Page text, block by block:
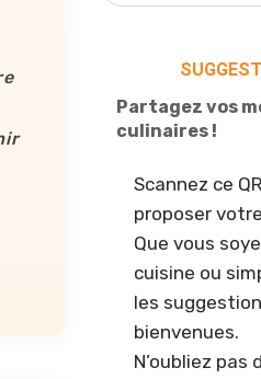
Partagez vos
culinaires !
Scannez ce
proposer
Que vous
cuisine ou
les
bienvenues.
N’oubliez pas